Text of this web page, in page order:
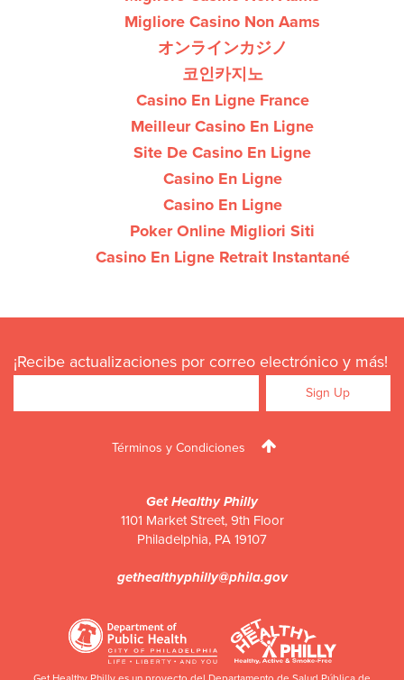
Migliore Casino Non Aams
オンラインカジノ
코인카지노
Casino En Ligne France
Meilleur Casino En Ligne
Site De Casino En Ligne
Casino En Ligne
Casino En Ligne
Poker Online Migliori Siti
Casino En Ligne Retrait Instantané
¡Recibe actualizaciones por correo electrónico y más!
Términos y Condiciones
Get Healthy Philly
1101 Market Street, 9th Floor
Philadelphia, PA 19107
gethealthyphilly@phila.gov